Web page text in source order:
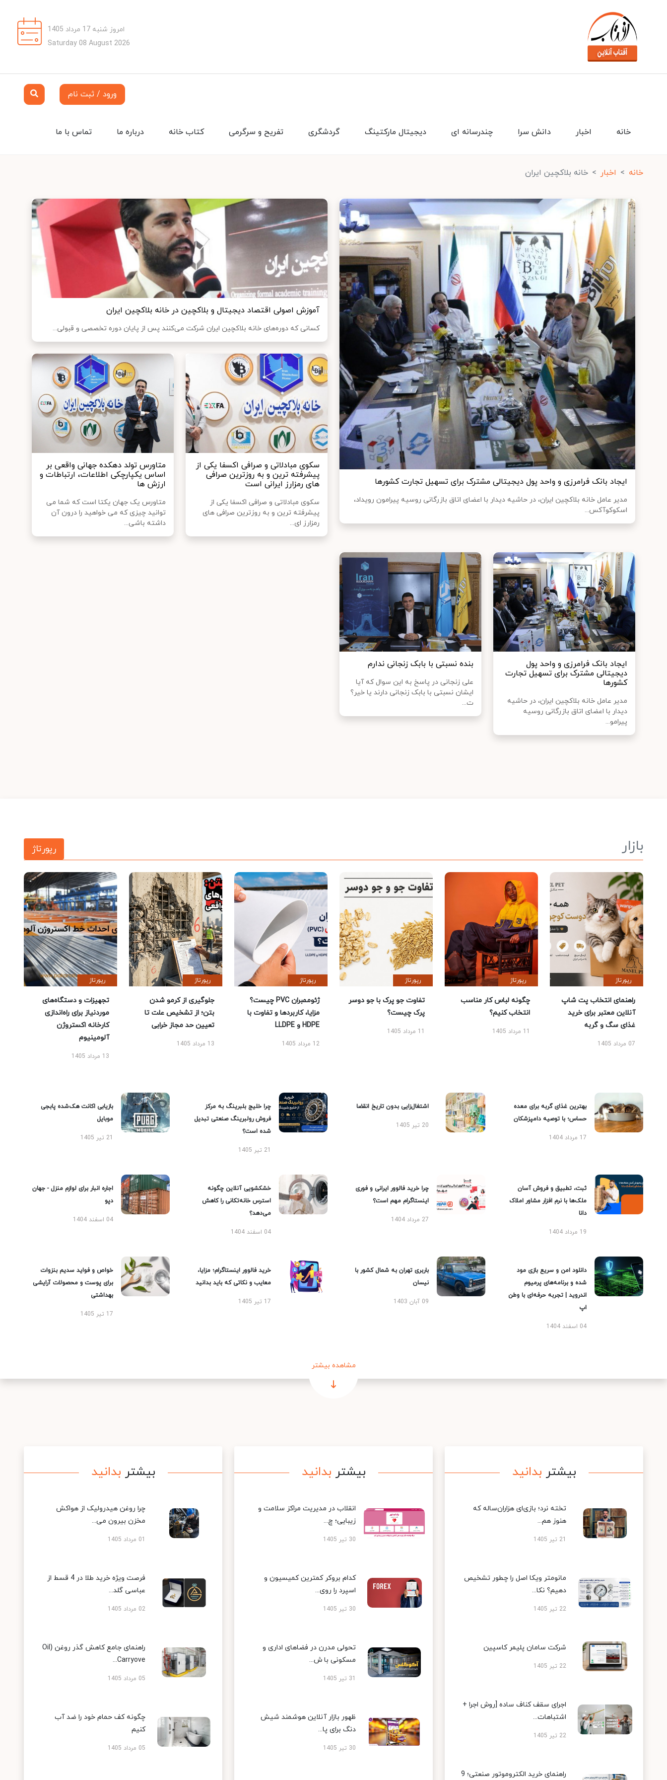
امروز شنبه 17 مرداد 1405
Saturday 08 August 2026
ورود / ثبت نام
تماس با ما درباره ما کتاب خانه تفریح و سرگرمی گردشگری دیجیتال مارکتینگ چندرسانه ای دانش سرا اخبار خانه
خانه اخبار خانه بلاکچین ایران
ایجاد بانک فرامرزی و واحد پول دیجیتالی مشترک برای تسهیل تجارت کشورها
مدیر عامل خانه بلاکچین ایران، در حاشیه دیدار با اعضای اتاق بازرگانی روسیه پیرامون رویداد،
اسکوکوآکس...
آموزش اصولی اقتصاد دیجیتال و بلاکچین در خانه بلاکچین ایران
کسانی که دوره‌های خانه بلاکچین ایران شرکت می‌کنند پس از پایان دوره تخصصی و قبولی...
سکوی مبادلاتی و صرافی اکسفا یکی از
پیشرفته ترین و به روزترین صرافی
های رمزارز ایرانی است
سکوی مبادلاتی و صرافی اکسفا یکی از
پیشرفته ترین و به روزترین صرافی های
رمزارز ای...
متاورس تولد دهکده جهانی واقعی بر
اساس یکپارچکی اطلاعات، ارتباطات و
ارزش ها
متاورس یک جهان یکتا است که شما می
توانید چیزی که می خواهید را درون آن
داشته باشی...
ایجاد بانک فرامرزی و واحد پول
دیجیتالی مشترک برای تسهیل تجارت
کشورها
مدیر عامل خانه بلاکچین ایران، در حاشیه
دیدار با اعضای اتاق بازرگانی روسیه
پیرامو...
بنده نسبتی با بابک زنجانی ندارم
علی زنجانی در پاسخ به این سوال که آیا
ایشان نسبتی با بابک زنجانی دارند یا خیر؟
ت...
بازار رپورتاژ
رپورتاژ
راهنمای انتخاب پت شاپ
آنلاین معتبر برای خرید
غذای سگ و گربه
07 مرداد 1405
رپورتاژ
چگونه لباس کار مناسب
انتخاب کنیم؟
11 مرداد 1405
رپورتاژ
تفاوت جو پرک با جو دوسر
پرک چیست؟
11 مرداد 1405
رپورتاژ
ژئوممبران PVC چیست؟
مزایا، کاربردها و تفاوت با
HDPE و LLDPE
12 مرداد 1405
رپورتاژ
جلوگیری از کرمو شدن
بتن؛ از تشخیص علت تا
تعیین حد مجاز خرابی
13 مرداد 1405
رپورتاژ
تجهیزات و دستگاه‌های
موردنیاز برای راه‌اندازی
کارخانه اکستروژن
آلومینیوم
13 مرداد 1405
بهترین غذای گربه برای معده
حساس؛ با توصیه دامپزشکان
17 مرداد 1404
اشتغال‌زایی بدون تاریخ انقضا
20 تیر 1405
چرا خلیج بلبرینگ به مرکز
فروش رولبرینگ صنعتی تبدیل
شده است؟
21 تیر 1405
بازیابی اکانت هک‌شده پابجی
موبایل
21 تیر 1405
ثبت، تطبیق و فروش آسان
ملک‌ها با نرم افزار مشاور املاک
دانا
19 مرداد 1404
چرا خرید فالوور ایرانی و فوری
اینستاگرام مهم است؟
27 مرداد 1404
خشکشویی آنلاین چگونه
استرس خانه‌تکانی را کاهش
می‌دهد؟
04 اسفند 1404
اجاره انبار برای لوازم منزل - جهان
دپو
04 اسفند 1404
دانلود امن و سریع بازی مود
شده و برنامه‌های پرمیوم
اندروید | تجربه حرفه‌ای با وطن
اپ
04 اسفند 1404
باربری تهران به شمال کشور با
نیسان
09 آبان 1403
خرید فالوور اینستاگرام؛ مزایا،
معایب و نکاتی که باید بدانید
17 تیر 1405
خواص و فواید سدیم بنزوات
برای پوست و محصولات آرایشی
بهداشتی
17 تیر 1405
مشاهده بیشتر
بیشتر بدانید
تخته نرد؛ بازی‌ای هزاران‌ساله که
هنوز هم...
21 تیر 1405
مانومتر ویکا اصل را چطور تشخیص
دهیم؟ نکا...
22 تیر 1405
شرکت سامان پلیمر کاسپین
22 تیر 1405
اجرای سقف کناف ساده [روش اجرا +
اشتباهات...
22 تیر 1405
راهنمای خرید الکتروموتور صنعتی؛ 9
بیشتر بدانید
انقلاب در مدیریت مراکز سلامت و
زیبایی؛ چ...
30 تیر 1405
کدام بروکر کمترین کمیسیون و
اسپرد را روی...
30 تیر 1405
تحولی مدرن در فضاهای اداری و
مسکونی با ش...
31 تیر 1405
ظهور بازار آنلاین هوشمند شیش
دنگ برای پا...
30 تیر 1405
بیشتر بدانید
چرا روغن هیدرولیک از هواکش
مخزن بیرون می...
01 مرداد 1405
فرصت ویژه خرید طلا در 4 قسط از
عباسی گلد...
02 مرداد 1405
راهنمای جامع کاهش گذر روغن (Oil
Carryove...
05 مرداد 1405
چگونه کف حمام خود را ضد آب
کنیم
05 مرداد 1405